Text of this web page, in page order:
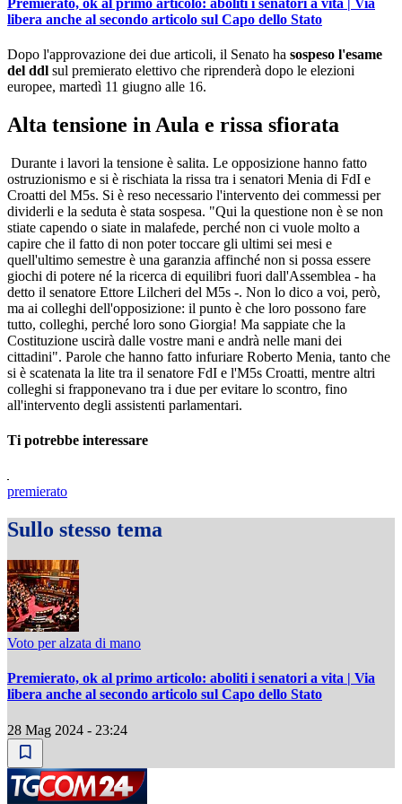
libera anche al secondo articolo sul Capo dello Stato
Dopo l'approvazione dei due articoli, il Senato ha sospeso l'esame
del ddl sul premierato elettivo che riprenderà dopo le elezioni
europee, martedì 11 giugno alle 16.
Alta tensione in Aula e rissa sfiorata
Durante i lavori la tensione è salita. Le opposizione hanno fatto
ostruzionismo e si è rischiata la rissa tra i senatori Menia di FdI e
Croatti del M5s. Si è reso necessario l'intervento dei commessi per
dividerli e la seduta è stata sospesa. "Qui la questione non è se non
stiate capendo o siate in malafede, perché non ci vuole molto a
capire che il fatto di non poter toccare gli ultimi sei mesi e
quell'ultimo semestre è una garanzia affinché non si possa essere
giochi di potere né la ricerca di equilibri fuori dall'Assemblea - ha
detto il senatore Ettore Lilcheri del M5s -. Non lo dico a voi, però,
ma ai colleghi dell'opposizione: il punto è che loro possono fare
tutto, colleghi, perché loro sono Giorgia! Ma sappiate che la
Costituzione uscirà dalle vostre mani e andrà nelle mani dei
cittadini". Parole che hanno fatto infuriare Roberto Menia, tanto che
si è scatenata la lite tra il senatore FdI e l'M5s Croatti, mentre altri
colleghi si frapponevano tra i due per evitare lo scontro, fino
all'intervento degli assistenti parlamentari.
Ti potrebbe interessare
premierato
Sullo stesso tema
Voto per alzata di mano
Premierato, ok al primo articolo: aboliti i senatori a vita | Via
libera anche al secondo articolo sul Capo dello Stato
28 Mag 2024 - 23:24